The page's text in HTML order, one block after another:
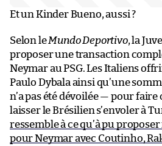
Et un Kinder Bueno, aussi ?
Selon leMundo Deportivo, la
proposer une transaction
Neymar au PSG. Les Italiens
Paulo Dybala ainsi qu’une
n’a pas été dévoilée — pour faire
laisser le Brésilien s’envoler à
ressemble à ce qu’à pu
pour Neymar avec Coutinho,